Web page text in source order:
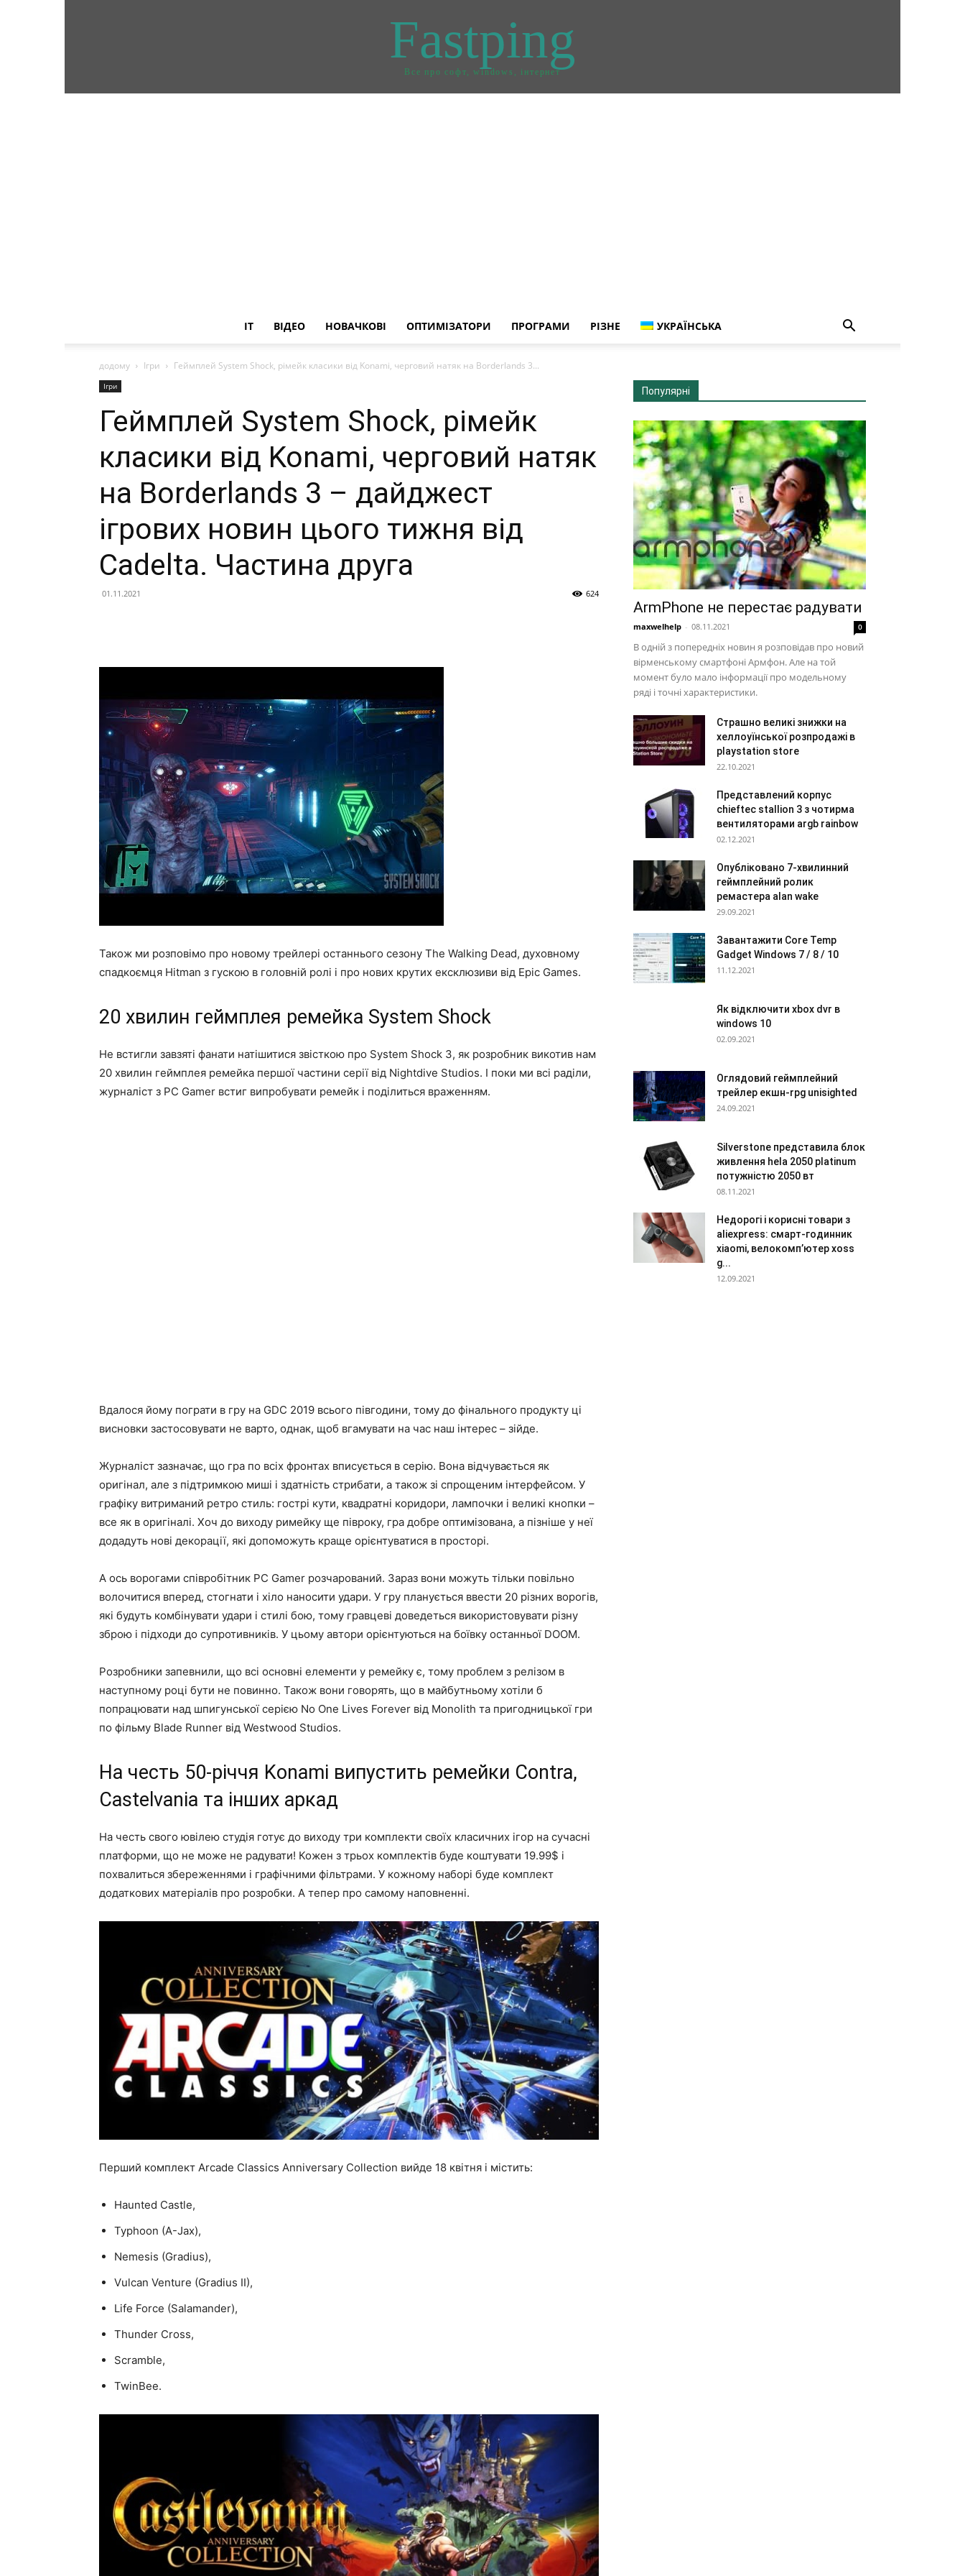
Fastping
Все про софт, windows, інтернет
IT ВІДЕО НОВАЧКОВІ ОПТИМІЗАТОРИ ПРОГРАМИ РІЗНЕ УКРАЇНСЬКА
додому Ігри Геймплей System Shock, рімейк класики від Konami, черговий натяк на Borderlands 3...
Ігри
Геймплей System Shock, рімейк
класики від Konami, черговий натяк
на Borderlands 3 – дайджест
ігрових новин цього тижня від
Cadelta. Частина друга
01.11.2021 624
Також ми розповімо про новому трейлері останнього сезону The Walking Dead, духовному
спадкоємця Hitman з гускою в головній ролі і про нових крутих ексклюзиви від Epic Games.
20 хвилин геймплея ремейка System Shock
Не встигли завзяті фанати натішитися звісткою про System Shock 3, як розробник викотив нам
20 хвилин геймплея ремейка першої частини серії від Nightdive Studios. І поки ми всі раділи,
журналіст з PC Gamer встиг випробувати ремейк і поділиться враженням.
Вдалося йому пограти в гру на GDC 2019 всього півгодини, тому до фінального продукту ці
висновки застосовувати не варто, однак, щоб вгамувати на час наш інтерес – зійде.
Журналіст зазначає, що гра по всіх фронтах вписується в серію. Вона відчувається як
оригінал, але з підтримкою миші і здатність стрибати, а також зі спрощеним інтерфейсом. У
графіку витриманий ретро стиль: гострі кути, квадратні коридори, лампочки і великі кнопки –
все як в оригіналі. Хоч до виходу римейку ще півроку, гра добре оптимізована, а пізніше у неї
додадуть нові декорації, які допоможуть краще орієнтуватися в просторі.
А ось ворогами співробітник PC Gamer розчарований. Зараз вони можуть тільки повільно
волочитися вперед, стогнати і хіло наносити удари. У гру планується ввести 20 різних ворогів,
які будуть комбінувати удари і стилі бою, тому гравцеві доведеться використовувати різну
зброю і підходи до супротивників. У цьому автори орієнтуються на боївку останньої DOOM.
Розробники запевнили, що всі основні елементи у ремейку є, тому проблем з релізом в
наступному році бути не повинно. Також вони говорять, що в майбутньому хотіли б
попрацювати над шпигунської серією No One Lives Forever від Monolith та пригодницької гри
по фільму Blade Runner від Westwood Studios.
На честь 50-річчя Konami випустить ремейки Contra,
Castelvania та інших аркад
На честь свого ювілею студія готує до виходу три комплекти своїх класичних ігор на сучасні
платформи, що не може не радувати! Кожен з трьох комплектів буде коштувати 19.99$ і
похвалиться збереженнями і графічними фільтрами. У кожному наборі буде комплект
додаткових матеріалів про розробки. А тепер про самому наповненні.
Перший комплект Arcade Classics Anniversary Collection вийде 18 квітня і містить:
Haunted Castle,
Typhoon (A-Jax),
Nemesis (Gradius),
Vulcan Venture (Gradius II),
Life Force (Salamander),
Thunder Cross,
Scramble,
TwinBee.
Популярні
ArmPhone не перестає радувати
maxwelhelp - 08.11.2021 0
В одній з попередніх новин я розповідав про новий
вірменському смартфоні Армфон. Але на той
момент було мало інформації про модельному
ряді і точні характеристики.
Страшно великі знижки на
хеллоуїнської розпродажі в
playstation store
22.10.2021
Представлений корпус
chieftec stallion 3 з чотирма
вентиляторами argb rainbow
02.12.2021
Опубліковано 7-хвилинний
геймплейний ролик
ремастера alan wake
29.09.2021
Завантажити Core Temp
Gadget Windows 7 / 8 / 10
11.12.2021
Як відключити xbox dvr в
windows 10
02.09.2021
Оглядовий геймплейний
трейлер екшн-rpg unisighted
24.09.2021
Silverstone представила блок
живлення hela 2050 platinum
потужністю 2050 вт
08.11.2021
Недорогі і корисні товари з
aliexpress: смарт-годинник
xiaomi, велокомп’ютер xoss
g...
12.09.2021